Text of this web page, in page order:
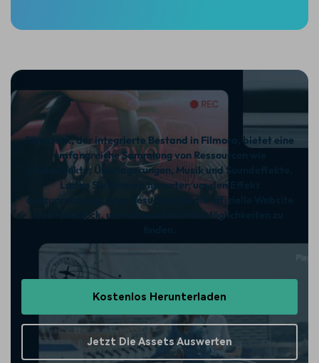
Filmstock, der integrierte Bestand in Filmora, bietet eine
umfangreiche Sammlung von Ressourcen wie
Videoeffekte, Überlagerungen, Musik und Soundeffekte.
Laden Sie Filmora herunter, um den Effekt
auszuprobieren, oder besuchen Sie die offizielle Website
von Filmstock, um weitere kreative Möglichkeiten zu
Kostenlos Herunterladen
Jetzt Die Assets Auswerten